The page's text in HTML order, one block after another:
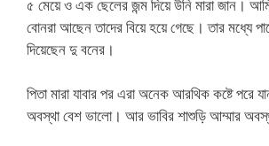
৫ মেয়ে ও এক ছেলের জন্ম দিয়ে উনি মারা জান।
বোনরা আছেন তাদের বিয়ে হয়ে গেছে। তার মধ্যে
দিয়েছেন দু বনের।
পিতা মারা যাবার পর এরা অনেক আরথিক কষ্টে পরে
অবস্থা বেশ ভালো। আর ভাবির শাশুড়ি আম্মার